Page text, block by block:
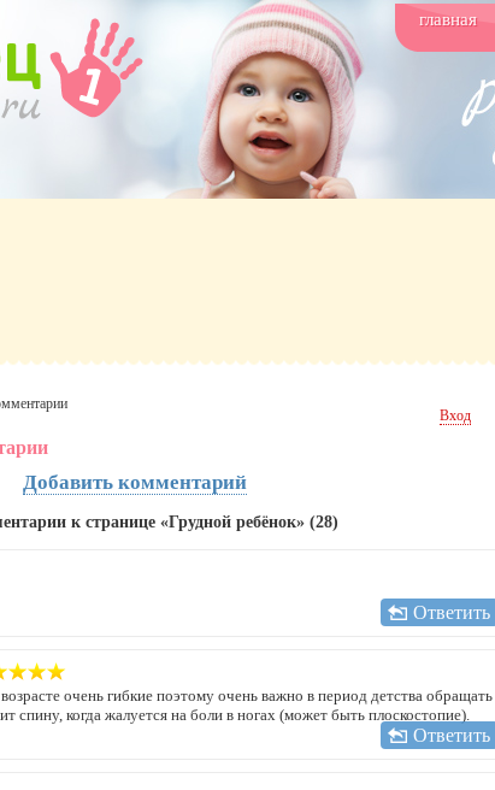
главная
Вход
Добавить комментарий
к странице «Грудной ребёнок» (28)
Ответить
очень гибкие поэтому очень важно в период детства обращать
спину, когда жалуется на боли в ногах (может быть плоскостопие).
Ответить